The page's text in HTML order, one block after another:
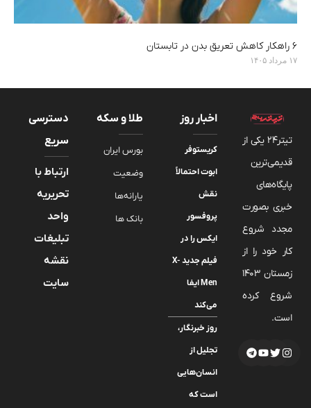
۶ راهکار کاهش تعریق بدن در تابستان
۱۷ مرداد ۱۴۰۵
تیتر24 یکی از
قدیمی‌ترین
پایگاه‌های
خبری بصورت
مجدد شروع
کار خود را از
زمستان 1403
شروع کرده
است.
اخبار روز
کریستوفر
ابوت احتمالاً
نقش
پروفسور
ایکس را در
فیلم جدید X-
Men ایفا
می‌کند
روز خبرنگار،
تجلیل از
انسان‌هایی
است که
طلا و سکه
بورس ایران
وضعیت
یارانه‌ها
بانک ها
دسترسی
سریع
ارتباط با
تحریریه
واحد
تبلیغات
نقشه
سایت